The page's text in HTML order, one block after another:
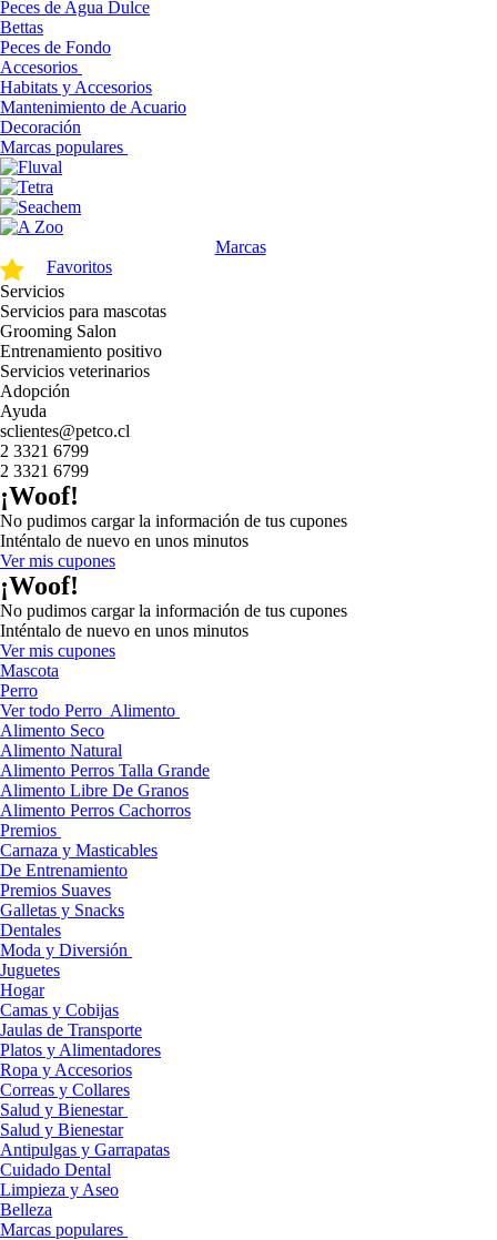
Peces de Agua Dulce
Bettas
Peces de Fondo
Accesorios
Habitats y Accesorios
Mantenimiento de Acuario
Decoración
Marcas populares
Marcas
Favoritos
Servicios
Servicios para mascotas
Grooming Salon
Entrenamiento positivo
Servicios veterinarios
Adopción
Ayuda
sclientes@petco.cl
2 3321 6799
2 3321 6799
¡Woof!
No pudimos cargar la información de tus cupones
Inténtalo de nuevo en unos minutos
Ver mis cupones
¡Woof!
No pudimos cargar la información de tus cupones
Inténtalo de nuevo en unos minutos
Ver mis cupones
Mascota
Perro
Ver todo Perro Alimento
Alimento Seco
Alimento Natural
Alimento Perros Talla Grande
Alimento Libre De Granos
Alimento Perros Cachorros
Premios
Carnaza y Masticables
De Entrenamiento
Premios Suaves
Galletas y Snacks
Dentales
Moda y Diversión
Juguetes
Hogar
Camas y Cobijas
Jaulas de Transporte
Platos y Alimentadores
Ropa y Accesorios
Correas y Collares
Salud y Bienestar
Salud y Bienestar
Antipulgas y Garrapatas
Cuidado Dental
Limpieza y Aseo
Belleza
Marcas populares